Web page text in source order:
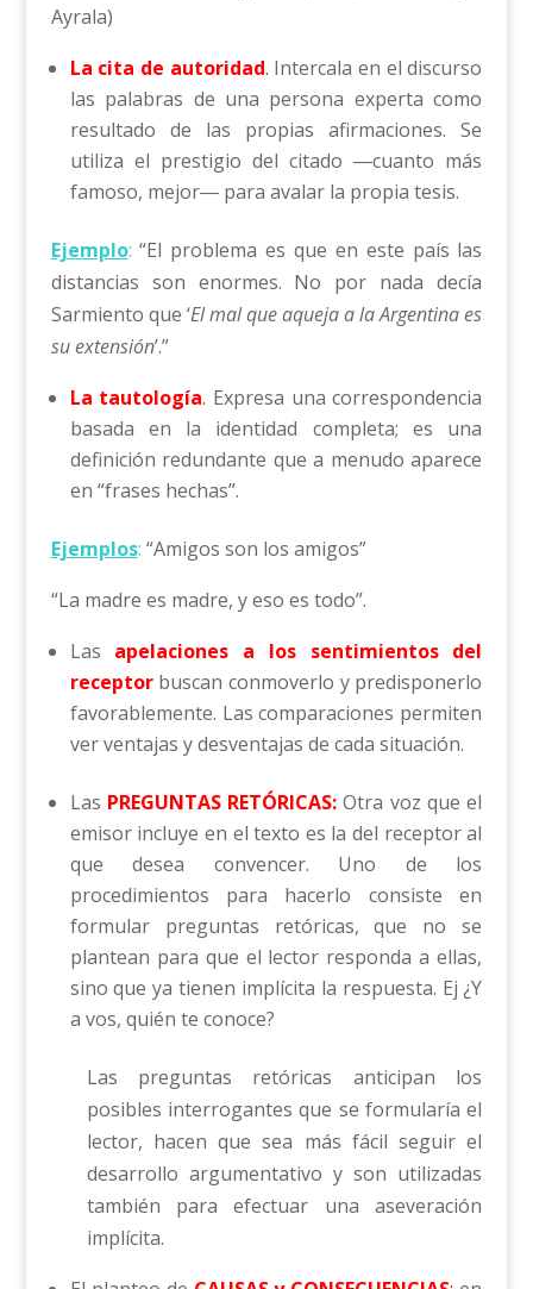
Ayrala)
La cita de autoridad. Intercala en el discurso
las palabras de una persona experta como
resultado de las propias afirmaciones. Se
utiliza el prestigio del citado ―cuanto más
famoso, mejor― para avalar la propia tesis.
Ejemplo: “El problema es que en este país las
distancias son enormes. No por nada decía
Sarmiento que ‘El mal que aqueja a la Argentina es
su extensión’.”
La tautología. Expresa una correspondencia
basada en la identidad completa; es una
definición redundante que a menudo aparece
en “frases hechas”.
Ejemplos: “Amigos son los amigos”
“La madre es madre, y eso es todo”.
Las apelaciones a los sentimientos del
receptorbuscan conmoverlo y predisponerlo
favorablemente. Las comparaciones permiten
ver ventajas y desventajas de cada situación.
Las PREGUNTAS RETÓRICAS: Otra voz que el
emisor incluye en el texto es la del receptor al
que desea convencer. Uno de los
procedimientos para hacerlo consiste en
formular preguntas retóricas, que no se
plantean para que el lec­tor responda a ellas,
sino que ya tienen implícita la respuesta. Ej ¿Y
a vos, quién te conoce?
Las preguntas retóricas anticipan los
posibles interrogantes que se formularía el
lector, hacen que sea más fácil seguir el
desarro­llo argumentativo y son utilizadas
también para efectuar una aseveración
implícita.